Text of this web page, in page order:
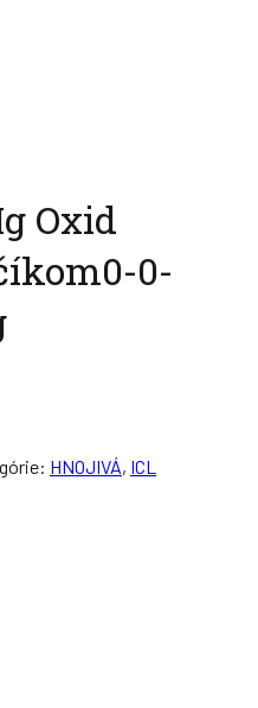
Oxid
0-
HNOJIVÁ, ICL